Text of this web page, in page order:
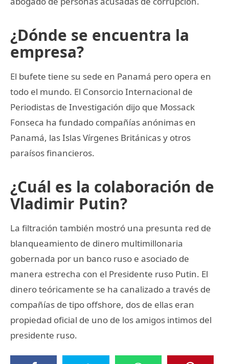
¿Dónde se encuentra la
empresa?
El bufete tiene su sede en Panamá pero opera en
todo el mundo. El Consorcio Internacional de
Periodistas de Investigación dijo que Mossack
Fonseca ha fundado compañías anónimas en
Panamá, las Islas Vírgenes Británicas y otros
paraísos financieros.
¿Cuál es la colaboración de
Vladimir Putin?
La filtración también mostró una presunta red de
blanqueamiento de dinero multimillonaria
gobernada por un banco ruso e asociado de
manera estrecha con el Presidente ruso Putin. El
dinero teóricamente se ha canalizado a través de
compañías de tipo offshore, dos de ellas eran
propiedad oficial de uno de los amigos intimos del
presidente ruso.